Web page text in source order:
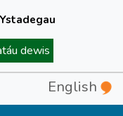
dewis
English